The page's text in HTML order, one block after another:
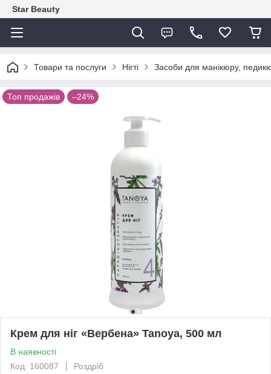
Star Beauty
Товари та послуги Нігті Засоби для манікюру,
Топ продажів –24%
Крем для ніг «Вербена» Tanoya, 500 мл
В наявності
Код: 160087
Роздріб